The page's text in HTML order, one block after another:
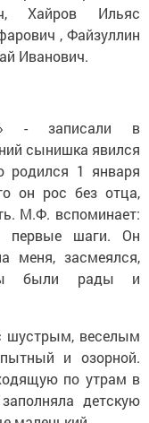
Хайров Ильяс
, Файзуллин
Иванович.
- записали в
сынишка явился
родился 1 января
он рос без отца,
М.Ф. вспоминает:
первые шаги. Он
меня, засмеялся,
были рады и
шустрым, веселым
и озорной.
по утрам в
детскую